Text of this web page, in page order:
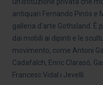
antiquari Fernando Pinós e
galleria d’arte Gothsland.
dai mobili ai dipinti e le
movimento, come Antoni
Cadafalch, Enric Clarasó,
Francesc Vidal i Jevellí.